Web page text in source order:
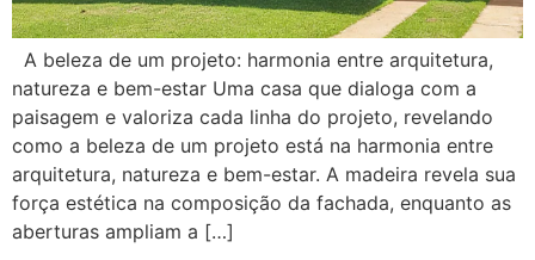
A beleza de um projeto: harmonia entre arquitetura,
natureza e bem-estar Uma casa que dialoga com a
paisagem e valoriza cada linha do projeto, revelando
como a beleza de um projeto está na harmonia entre
arquitetura, natureza e bem-estar. A madeira revela sua
força estética na composição da fachada, enquanto as
aberturas ampliam a […]